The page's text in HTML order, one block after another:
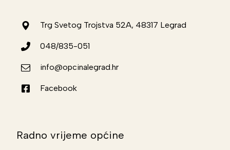
Trg Svetog Trojstva 52A, 48317 Legrad
048/835-051
info@opcinalegrad.hr
Facebook
Radno vrijeme općine